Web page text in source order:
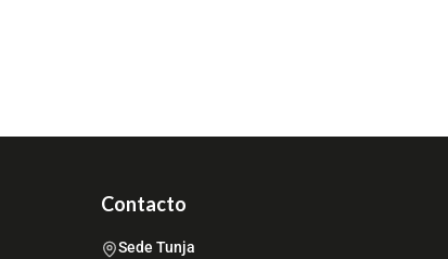
Contacto
Sede Tunja